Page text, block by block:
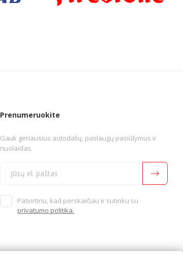
Prenumeruokite
Gauk geriausius autodalių, paslaugų pasiūlymus ir
nuolaidas.
Patvirtinu, kad perskaičiau ir sutinku su
privatumo politika.